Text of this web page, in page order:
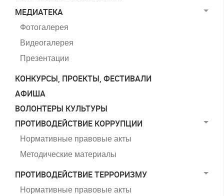
МЕДИАТЕКА
Фотогалерея
Видеогалерея
Презентации
КОНКУРСЫ, ПРОЕКТЫ, ФЕСТИВАЛИ
АФИША
ВОЛОНТЕРЫ КУЛЬТУРЫ
ПРОТИВОДЕЙСТВИЕ КОРРУПЦИИ
Нормативные правовые акты
Методические материалы
ПРОТИВОДЕЙСТВИЕ ТЕРРОРИЗМУ
Нормативные правовые акты